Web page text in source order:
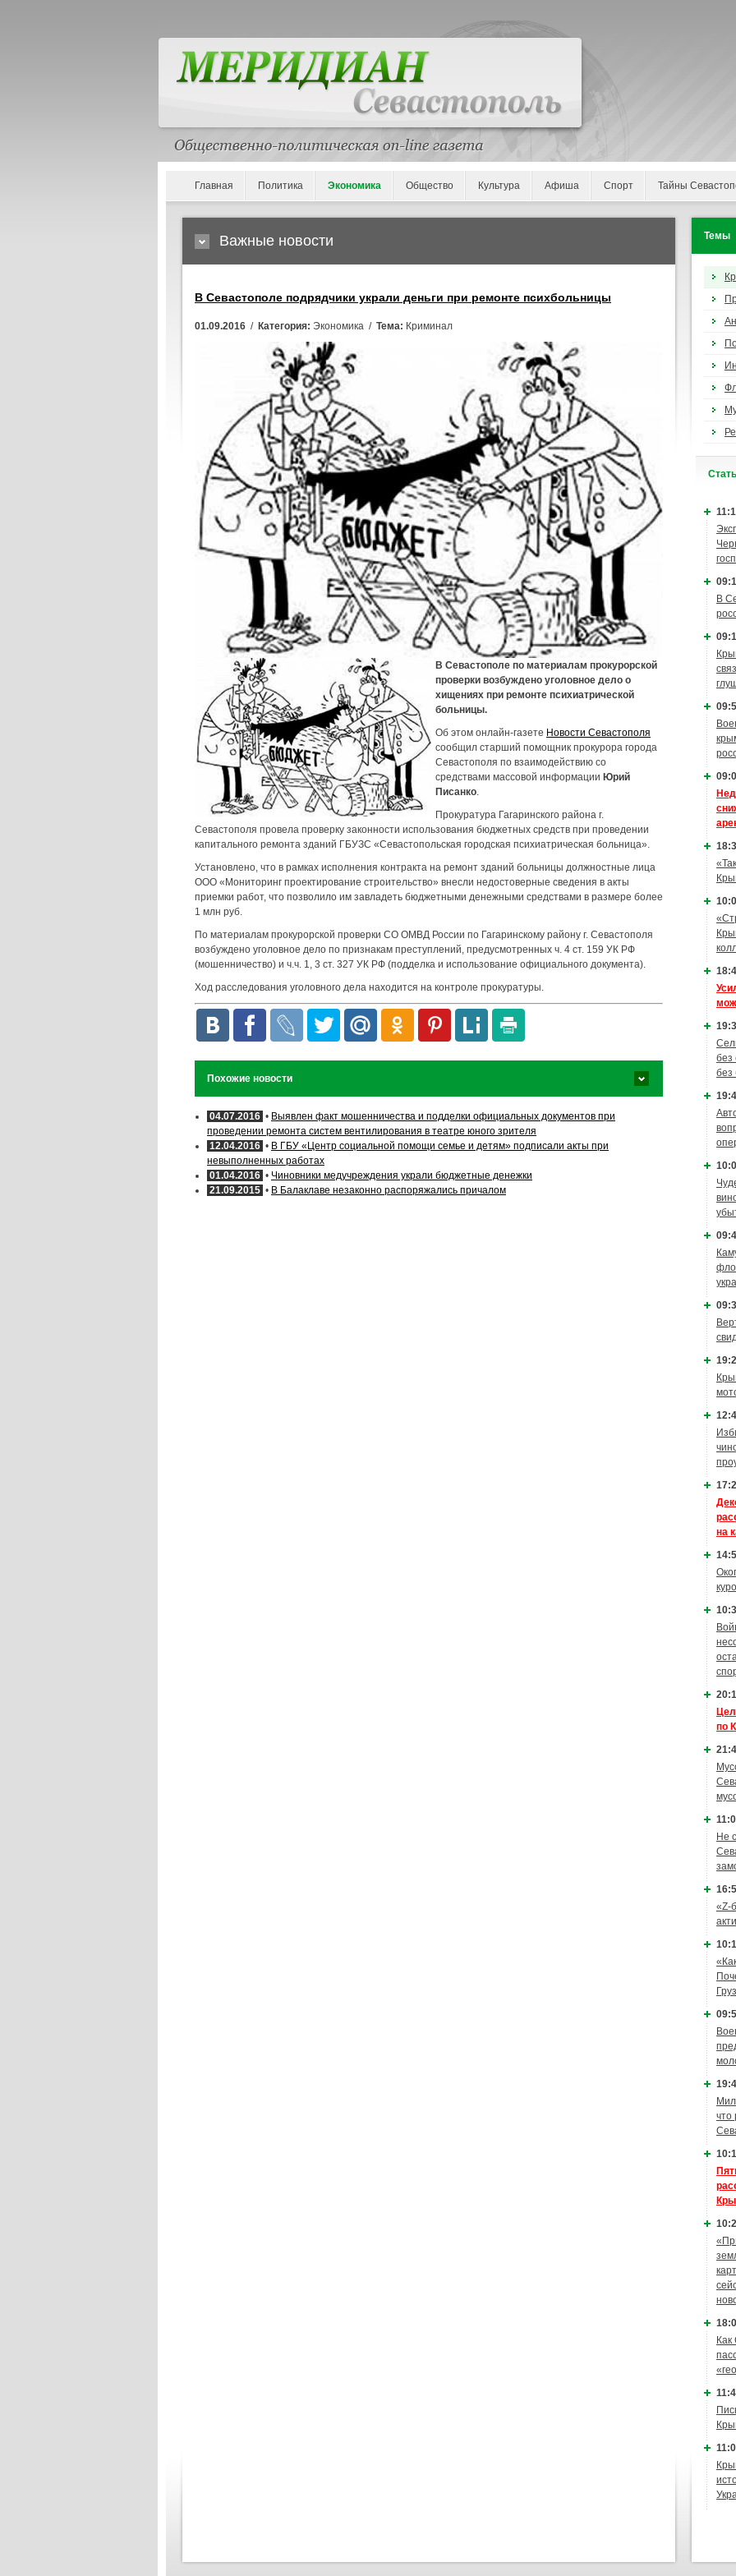
Главная Политика Экономика Общество Культура Афиша Спорт Тайны
Важные новости
В Севастополе подрядчики украли деньги при ремонте психбольницы
01.09.2016 / Категория: Экономика / Тема: Криминал
В Севастополе по материалам прокурорской
проверки возбуждено уголовное дело о
хищениях при ремонте психиатрической
больницы.
Об этом онлайн-газете Новости Севастополя
сообщил старший помощник прокурора города
Севастополя по взаимодействию со
средствами массовой информации Юрий
Писанко.
Прокуратура Гагаринского района г.
Севастополя провела проверку законности использования бюджетных средств при проведении
капитального ремонта зданий ГБУЗС «Севастопольская городская психиатрическая больница».
Установлено, что в рамках исполнения контракта на ремонт зданий больницы должностные лица
ООО «Мониторинг проектирование строительство» внесли недостоверные сведения в акты
приемки работ, что позволило им завладеть бюджетными денежными средствами в размере более
1 млн руб.
По материалам прокурорской проверки СО ОМВД России по Гагаринскому району г. Севастополя
возбуждено уголовное дело по признакам преступлений, предусмотренных ч. 4 ст. 159 УК РФ
(мошенничество) и ч.ч. 1, 3 ст. 327 УК РФ (подделка и использование официального документа).
Ход расследования уголовного дела находится на контроле прокуратуры.
Похожие новости
04.07.2016 • Выявлен факт мошенничества и подделки официальных документов при
проведении ремонта систем вентилирования в театре юного зрителя
12.04.2016 • В ГБУ «Центр социальной помощи семье и детям» подписали акты при
невыполненных работах
01.04.2016 • Чиновники медучреждения украли бюджетные денежки
21.09.2015 • В Балаклаве незаконно распоряжались причалом
Темы
В
без
без
на
по
Не
«Z-
что